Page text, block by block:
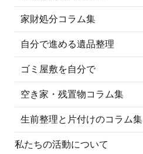
家財処分コラム集
自分で進める遺品整理
ゴミ屋敷を自分で
空き家・残置物コラム集
生前整理と片付けのコラム集
私たちの活動について